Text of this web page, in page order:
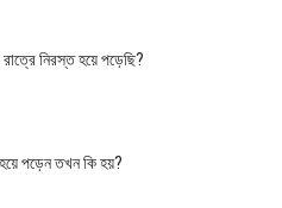
নিরস্ত হয়ে পড়েছি?
পড়েন তখন কি হয়?